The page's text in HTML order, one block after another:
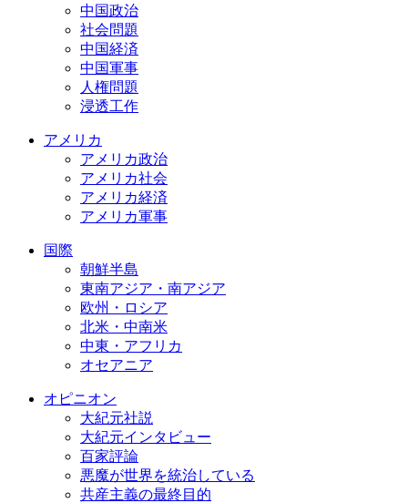
中国政治
社会問題
中国経済
中国軍事
人権問題
浸透工作
アメリカ
アメリカ政治
アメリカ社会
アメリカ経済
アメリカ軍事
国際
朝鮮半島
東南アジア・南アジア
欧州・ロシア
北米・中南米
中東・アフリカ
オセアニア
オピニオン
大紀元社説
大紀元インタビュー
百家評論
悪魔が世界を統治している
共産主義の最終目的